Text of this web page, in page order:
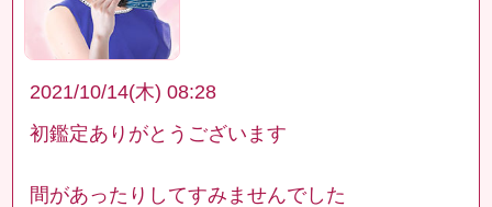
2021/10/14(木) 08:28
初鑑定ありがとうございます
間があったりしてすみませんでした